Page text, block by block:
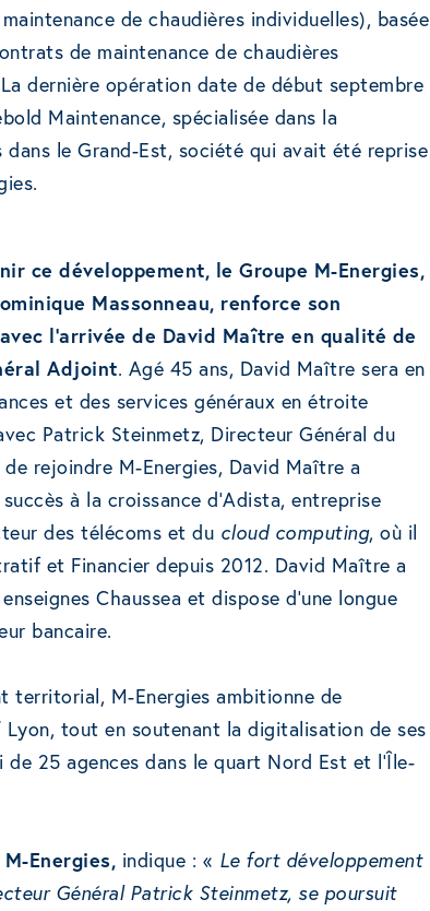
de chaudières individuelles), basée
de maintenance de chaudières
dernière opération date de début septembre
Maintenance, spécialisée dans la
le Grand-Est, société qui avait été reprise
ce développement, le Groupe M-Energies,
Massonneau, renforce son
l’arrivée de David Maître en qualité de
Adjoint. Agé 45 ans, David Maître sera en
et des services généraux en étroite
Patrick Steinmetz, Directeur Général du
rejoindre M-Energies, David Maître a
à la croissance d’Adista, entreprise
des télécoms et du cloud computing, où il
et Financier depuis 2012. David Maître a
Chaussea et dispose d’une longue
bancaire.
territorial, M-Energies ambitionne de
Lyon, tout en soutenant la digitalisation de ses
de 25 agences dans le quart Nord Est et l’Île-
Energies, indique : « Le fort développement
Général Patrick Steinmetz, se poursuit